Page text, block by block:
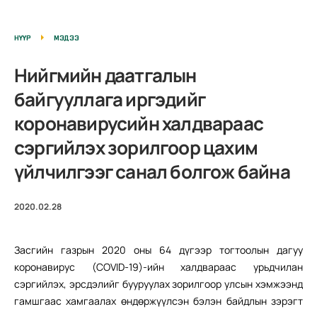
НҮҮР МЭДЭЭ
Нийгмийн даатгалын
байгууллага иргэдийг
коронавирусийн халдвараас
сэргийлэх зорилгоор цахим
үйлчилгээг санал болгож байна
2020.02.28
Засгийн газрын 2020 оны 64 дүгээр тогтоолын дагуу
коронавирус (COVID-19)-ийн халдвараас урьдчилан
сэргийлэх, эрсдэлийг бууруулах зорилгоор улсын хэмжээнд
гамшгаас хамгаалах өндөржүүлсэн бэлэн байдлын зэрэгт